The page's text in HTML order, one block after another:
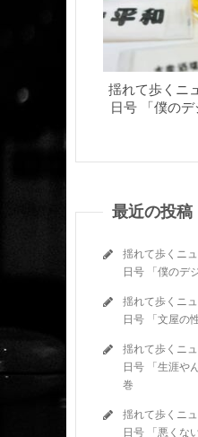
揺れて歩くニ
日号 「僕のデ
最近の投稿
揺れて歩くニ
日号 「僕のデ
揺れて歩くニ
日号 「文屋の
揺れて歩くニ
日号 「生涯や
巻
揺れて歩くニ
日号 「悪くな